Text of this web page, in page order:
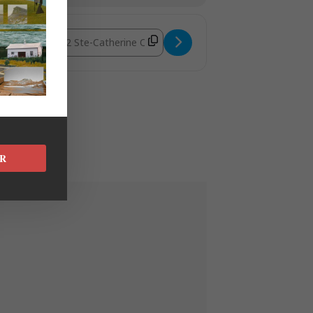
Destination Address - Auguste Quartet - Particules